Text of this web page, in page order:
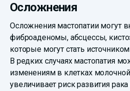
Осложнения
Осложнения мастопатии могут
фиброаденомы, абсцессы,
которые могут стать
В редких случаях мастопатия
изменениям в клетках
увеличивает риск развития